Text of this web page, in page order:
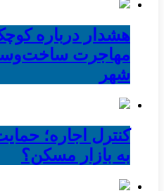
هشدار درباره
مهاجرت
شهر
کنترل اجاره؛
به بازار مسکن؟